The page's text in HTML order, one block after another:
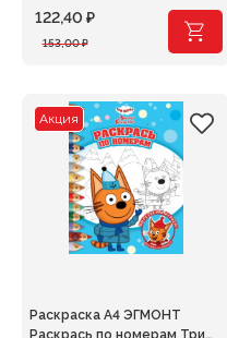
153,00₽
Первоначальная
153,00 ₽.
122,40 ₽
Текущая
Акция
Раскраска А4 ЭГМОНТ
Раскрась по номерам Три